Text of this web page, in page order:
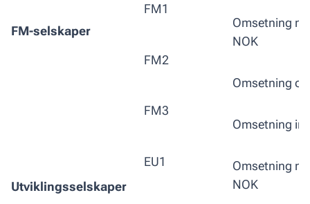
FM-selskaper
Utviklingsselskaper
FM1
FM2
FM3
EU1
Omsetning
NOK
Omsetning
Omsetning
Omsetning
NOK